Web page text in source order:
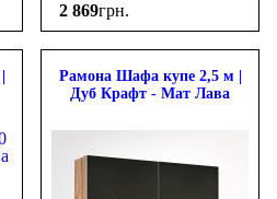
2 869грн.
Рамона Шафа купе 2,5 м |
Дуб Крафт - Мат Лава